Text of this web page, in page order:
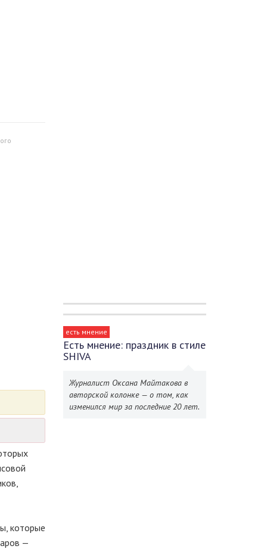
которые
—
есть мнение
Есть мнение: праздник в стиле
SHIVA
Журналист Оксана Майтакова в
авторской колонке — о том, как
изменился мир за последние 20 лет.